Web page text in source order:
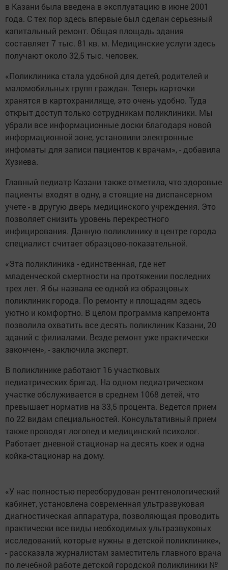
в Казани была введена в эксплуатацию в июне 2001
года. С тех пор здесь впервые был сделан серьезный
капитальный ремонт. Общая площадь здания
составляет 7 тыс. 81 кв. м. Медицинские услуги здесь
получают около 32,5 тыс. человек.
«Поликлиника стала удобной для детей, родителей и
маломобильных групп граждан. Теперь карточки
хранятся в картохранилище, это очень удобно. Туда
открыт доступ только сотрудникам поликлиники. Мы
убрали все информационные доски благодаря новой
информационной зоне, установили электронные
инфоматы для записи пациентов к врачам», - добавила
Хузиева.
Главный педиатр Казани также отметила, что здоровые
пациенты входят в одну, а стоящие на диспансерном
учете - в другую дверь медицинского учреждения. Это
позволяет снизить уровень перекрестного
инфицирования. Данную поликлинику в центре города
специалист считает образцово-показательной.
«Эта поликлиника - единственная, где нет
младенческой смертности на протяжении последних
трех лет. Я бы назвала ее одной из образцовых
поликлиник города. По ремонту и площадям здесь
уютно и комфортно. В целом программа капремонта
позволила охватить все десять поликлиник Казани, 20
зданий с филиалами. Везде ремонт уже практически
закончен», - заключила эксперт.
В поликлинике работают 16 участковых
педиатрических бригад. На одном педиатрическом
участке обслуживается в среднем 1068 детей, что
превышает норматив на 33,5 процента. Ведется прием
по 22 видам специальностей. Консультативный прием
также проводят логопед и медицинский психолог.
Работает дневной стационар на десять коек и одна
койка-стационар на дому.
«У нас полностью переоборудован рентгенологический
кабинет, установлена современная ультразвуковая
диагностическая аппаратура, позволяющая проводить
практически все виды необходимых ультразвуковых
исследований, которые нужны в детской поликлинике»,
- рассказала журналистам заместитель главного врача
по лечебной работе детской городской поликлиники №